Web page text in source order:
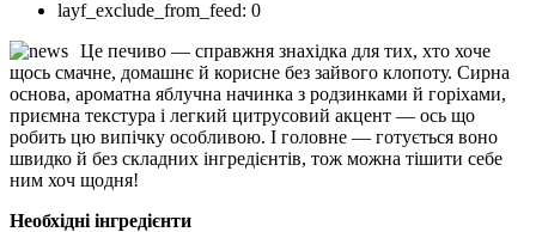
layf_exclude_from_feed: 0
Це печиво — справжня знахідка для тих, хто хоче
щось смачне, домашнє й корисне без зайвого клопоту. Сирна
основа, ароматна яблучна начинка з родзинками й горіхами,
приємна текстура і легкий цитрусовий акцент — ось що
робить цю випічку особливою. І головне — готується воно
швидко й без складних інгредієнтів, тож можна тішити себе
ним хоч щодня!
Необхідні інгредієнти